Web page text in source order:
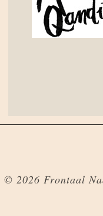
© 2026 Frontaal